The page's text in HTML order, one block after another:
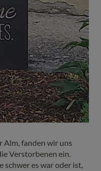
Alm, fanden wir uns
Verstorbenen ein.
schwer es war oder ist,